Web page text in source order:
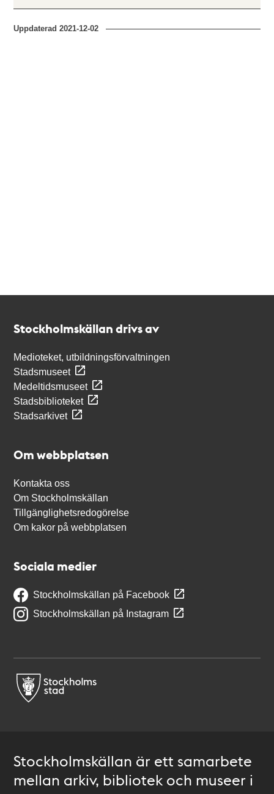
Uppdaterad2021-12-02
Stockholmskällan drivs av
Medioteket, utbildningsförvaltningen
Stadsmuseet
Medeltidsmuseet
Stadsbiblioteket
Stadsarkivet
Om webbplatsen
Kontakta oss
Om Stockholmskällan
Tillgänglighetsredogörelse
Om kakor på webbplatsen
Sociala medier
Stockholmskällan på Facebook
Stockholmskällan på Instagram
Stockholmskällan är ett samarbete
mellan arkiv, bibliotek och museer i